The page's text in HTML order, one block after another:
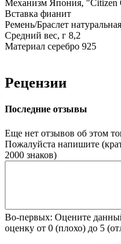
Механизм Япония, "Citizen
Вставка фианит
Ремень/Браслет
Средний вес, г 8,2
Материал серебро 925
Рецензии
Последние отзывы
Еще нет отзывов об этом
Пожалуйста напишите
2000 знаков)
Во-первых: Оцените
оценку от 0 (плохо) до 5